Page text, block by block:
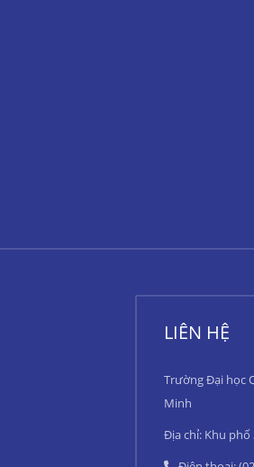
LIÊN HỆ
Trường Đại học
Minh
Địa chỉ: Khu